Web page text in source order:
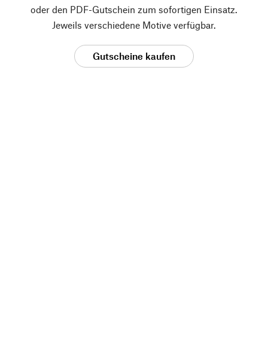
oder den PDF-Gutschein zum sofortigen Einsatz.
Jeweils verschiedene Motive verfügbar.
Gutscheine kaufen